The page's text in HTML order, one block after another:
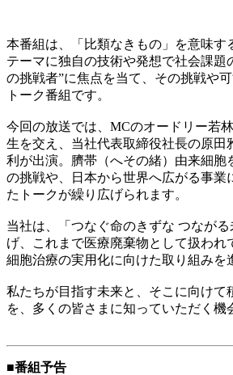
本番組は、「比類なきもの」を意味す
テーマに独自の技術や発想で社会課題
の挑戦者”に焦点を当て、その挑戦や
トーク番組です。
今回の放送では、MCのオードリー若
生を交え、当社代表取締役社長の原田
利が出演。臍帯（へその緒）由来細胞
の挑戦や、日本から世界へ広がる事業
たトークが繰り広げられます。
当社は、「つなぐ命のきずな つなが
げ、これまで医療廃棄物として扱われ
細胞治療の実用化に向けた取り組みを
私たちが目指す未来と、そこに向けて
を、多くの皆さまに知っていただく機
■番組予告